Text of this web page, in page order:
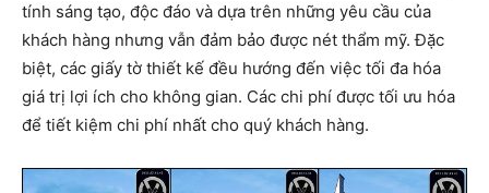
tính sáng tạo, độc đáo và dựa trên những yêu cầu của
khách hàng nhưng vẫn đảm bảo được nét thẩm mỹ. Đặc
biệt, các giấy tờ thiết kế đều hướng đến việc tối đa hóa
giá trị lợi ích cho không gian. Các chi phí được tối ưu hóa
để tiết kiệm chi phí nhất cho quý khách hàng.